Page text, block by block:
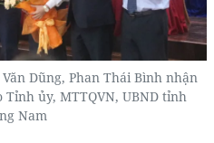
Dũng, Phan Thái Bình nhận
ủy, MTTQVN, UBND tỉnh
Nam